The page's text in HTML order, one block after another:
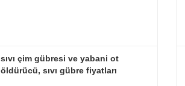
sıvı çim gübresi ve yabani ot
öldürücü, sıvı gübre fiyatları